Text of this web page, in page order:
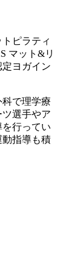
ピラティ
マット&リ
ヨガイン
で理学療
選手やア
行ってい
指導も積